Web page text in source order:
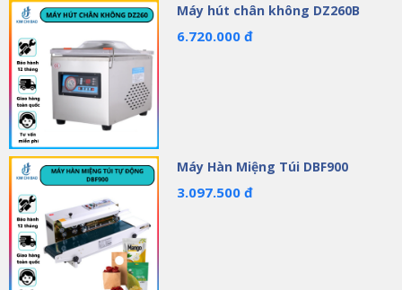
Máy hút chân không DZ260B
6.720.000 đ
Máy Hàn Miệng Túi DBF900
3.097.500 đ